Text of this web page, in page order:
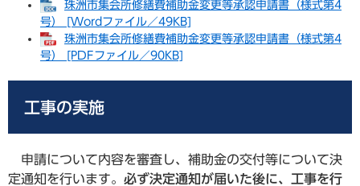
珠洲市集会所修繕費補助金変更等承認申請書（様式第4
号） [Wordファイル／49KB]
珠洲市集会所修繕費補助金変更等承認申請書（様式第4
号） [PDFファイル／90KB]
工事の実施
申請について内容を審査し、補助金の交付等について決
定通知を行います。 必ず決定通知が届いた後に、工事を行